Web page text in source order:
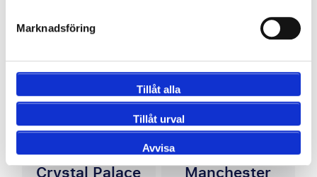
Marknadsföring
Tillåt alla
Tillåt urval
Avvisa
Andra matcher du kanske gillar:
Fulham FC - Fulham FC -